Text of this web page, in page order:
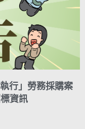
行」勞務採購案
資訊